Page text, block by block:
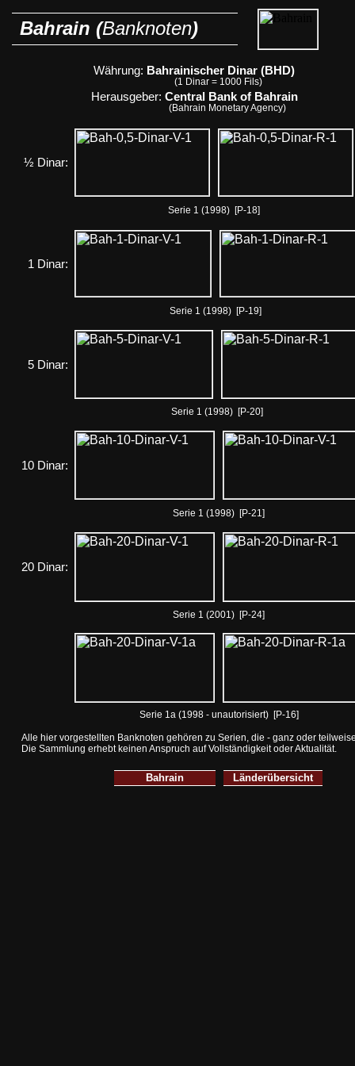
Bahrain (Banknoten)
Währung: Bahrainischer Dinar (BHD)
(1 Dinar = 1000 Fils)
Herausgeber: Central Bank of Bahrain
(Bahrain Monetary Agency)
½ Dinar:
Serie 1 (1998) [P-18]
1 Dinar:
Serie 1 (1998) [P-19]
5 Dinar:
Serie 1 (1998) [P-20]
10 Dinar:
Serie 1 (1998) [P-21]
20 Dinar:
Serie 1 (2001) [P-24]
Serie 1a (1998 - unautorisiert) [P-16]
Alle hier vorgestellten Banknoten gehören zu Serien, die - ganz oder
Die Sammlung erhebt keinen Anspruch auf Vollständigkeit oder Aktualität.
Bahrain Länderübersicht